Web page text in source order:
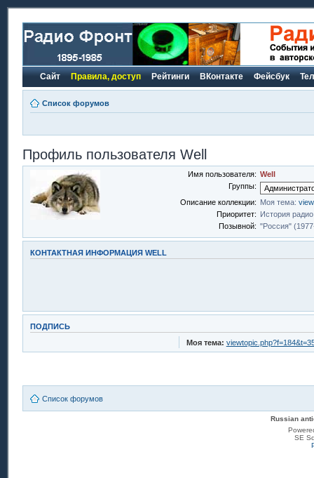
Сайт Правила, доступ Рейтинги ВКонтакте Фейсбук
Список форумов
Профиль пользователя Well
Имя пользователя: Well
Группы:
Описание коллекции: Моя тема:
Приоритет: История
Позывной: "Россия"
КОНТАКТНАЯ ИНФОРМАЦИЯ WELL
ПОДПИСЬ
Моя тема:
Список форумов
Russian
SE